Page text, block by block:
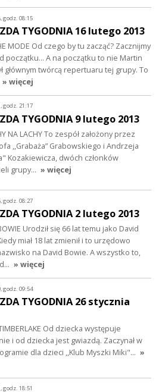
godz. 08:15
TYGODNIA 16 lutego 2013
MODE Od czego by tu zacząć? Zacznijmy
początku… A na początku to nie Martin
głównym twórcą repertuaru tej grupy. To
» więcej
godz. 21:17
TYGODNIA 9 lutego 2013
NA LACHY To zespół założony przez
,,Grabaża” Grabowskiego i Andrzeja
Kozakiewicza, dwóch członków
grupy… » więcej
godz. 08:27
TYGODNIA 2 lutego 2013
Urodził się 66 lat temu jako David
miał 18 lat zmienił i to urzędowo
na David Bowie. A wszystko to,
» więcej
godz. 09:54
TYGODNIA 26 stycznia
Od dziecka występuje
i od dziecka jest gwiazdą. Zaczynał w
dla dzieci ,,Klub Myszki Miki"… »
godz. 18:51